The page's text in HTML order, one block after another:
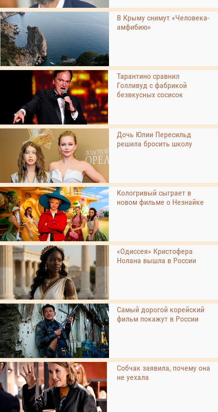
В Крыму снимут «Человека-
амфибию»
Тарантино сравнил
Голливуд с фабрикой
безвкусных сосисок
Дочь Юлии Пересильд
решила бросить школу
Кологривый сыграет в
новом фильме о Незнайке
«Одиссея» Кристофера
Нолана вышла в России
Самый дорогой корейский
фильм покажут в России
Собчак заявила, почему она
не уехала